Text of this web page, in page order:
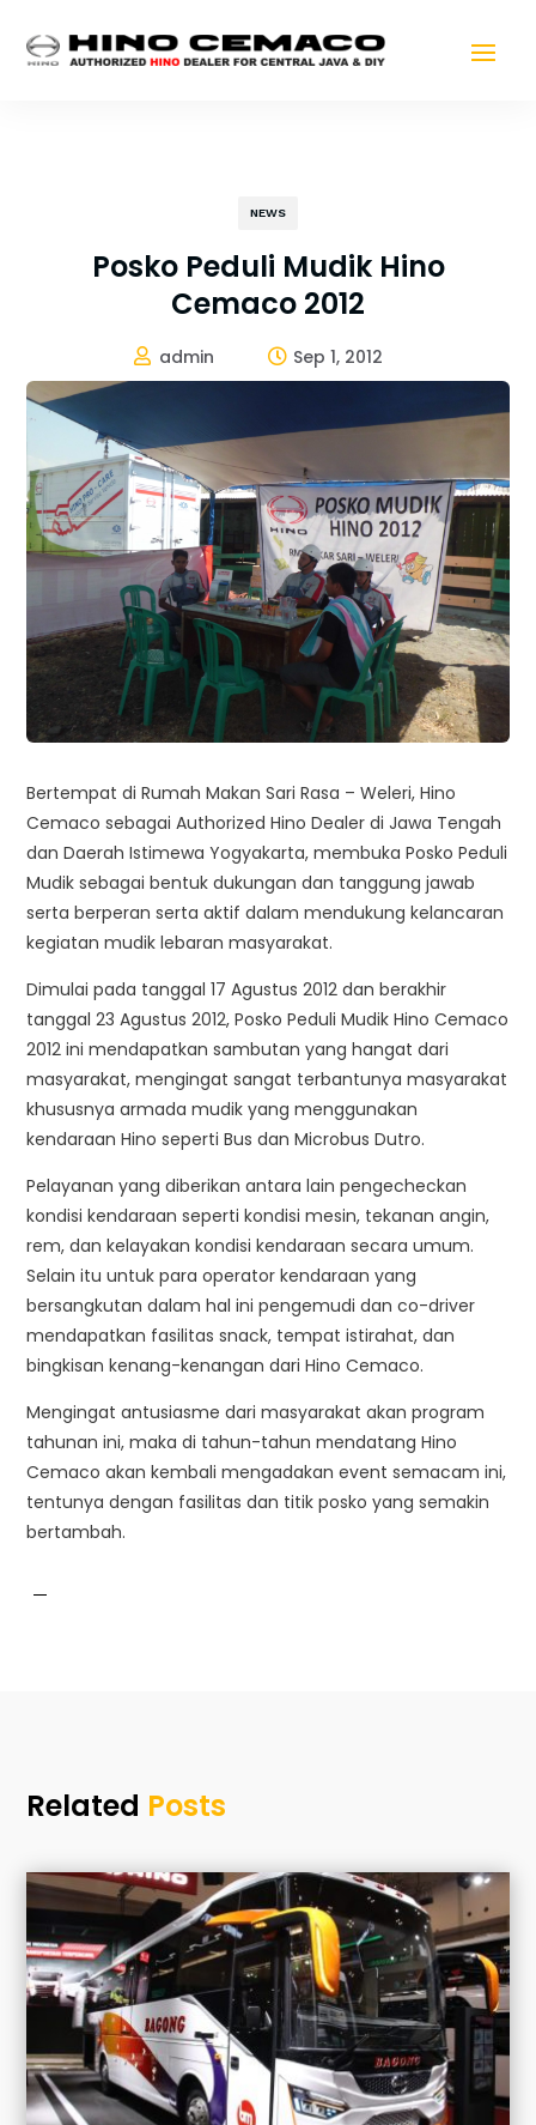
NEWS
Posko Peduli Mudik Hino
Cemaco 2012
 admin  Sep 1, 2012
Bertempat di Rumah Makan Sari Rasa – Weleri, Hino
Cemaco sebagai Authorized Hino Dealer di Jawa Tengah
dan Daerah Istimewa Yogyakarta, membuka Posko Peduli
Mudik sebagai bentuk dukungan dan tanggung jawab
serta berperan serta aktif dalam mendukung kelancaran
kegiatan mudik lebaran masyarakat.
Dimulai pada tanggal 17 Agustus 2012 dan berakhir
tanggal 23 Agustus 2012, Posko Peduli Mudik Hino Cemaco
2012 ini mendapatkan sambutan yang hangat dari
masyarakat, mengingat sangat terbantunya masyarakat
khususnya armada mudik yang menggunakan
kendaraan Hino seperti Bus dan Microbus Dutro.
Pelayanan yang diberikan antara lain pengecheckan
kondisi kendaraan seperti kondisi mesin, tekanan angin,
rem, dan kelayakan kondisi kendaraan secara umum.
Selain itu untuk para operator kendaraan yang
bersangkutan dalam hal ini pengemudi dan co-driver
mendapatkan fasilitas snack, tempat istirahat, dan
bingkisan kenang-kenangan dari Hino Cemaco.
Mengingat antusiasme dari masyarakat akan program
tahunan ini, maka di tahun-tahun mendatang Hino
Cemaco akan kembali mengadakan event semacam ini,
tentunya dengan fasilitas dan titik posko yang semakin
bertambah.
Related Posts